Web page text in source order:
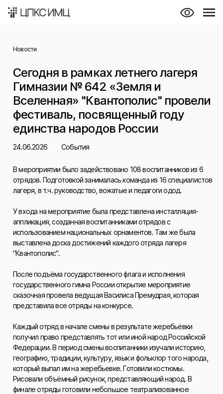
Новости
Сегодня в рамках летнего лагеря
Гимназии № 642 «Земля и
Вселенная» "Квантополис" провели
фестиваль, посвященный году
единства народов России
24.06.2026 События
В мероприятии было задействовано 108 воспитанников из 6
отрядов. Подготовкой занималась команда из 16 специалистов
лагеря, в т.ч. руководство, вожатые и педагоги одод.
У входа на мероприятие была представлена инсталляция-
аппликация, созданная воспитанниками отрядов с
использованием национальных орнаментов. Там же была
выставлена доска достижений каждого отряда лагеря
"Квантополис".
После подъёма государственного флага и исполнения
государственного гимна России открытие мероприятие
сказочная провела ведущая Василиса Премудрая, которая
представила все отряды на конкурсе.
Каждый отряд в начале смены в результате жеребьёвки
получил право представлять тот или иной народ Российской
Федерации. В период смены воспитанники изучали историю,
географию, традиции, культуру, язык и фольклор того народа,
который выпал им на жеребьевке. Готовили костюмы.
Рисовали объёмный рисунок, представляющий народ. В
финале отряды готовили небольшое театрализованное